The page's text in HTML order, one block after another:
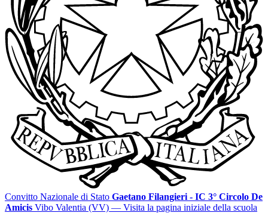
Convitto Nazionale di Stato Gaetano Filangieri - IC 3° Circolo De
Amicis Vibo Valentia (VV) — Visita la pagina iniziale della scuola